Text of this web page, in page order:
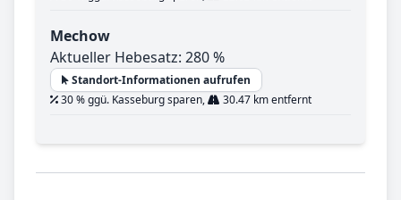
Mechow
Aktueller Hebesatz: 280 %
Standort-Informationen aufrufen
30 % ggü. Kasseburg sparen,
30.47 km entfernt